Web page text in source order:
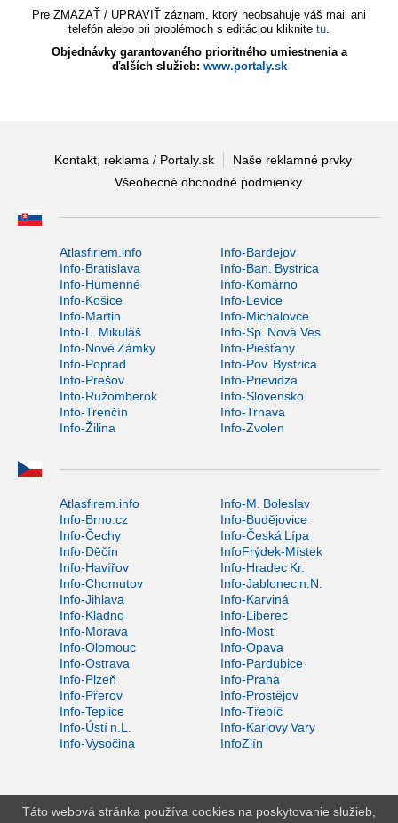
Pre ZMAZAŤ / UPRAVIŤ záznam, ktorý neobsahuje váš mail ani
telefón alebo pri problémoch s editáciou kliknite tu.
Objednávky garantovaného prioritného umiestnenia a
ďalších služieb: www.portaly.sk
Kontakt, reklama / Portaly.sk
Naše reklamné prvky
Všeobecné obchodné podmienky
Atlasfiriem.info
Info-Bardejov
Info-Bratislava
Info-Ban. Bystrica
Info-Humenné
Info-Komárno
Info-Košice
Info-Levice
Info-Martin
Info-Michalovce
Info-L. Mikuláš
Info-Sp. Nová Ves
Info-Nové Zámky
Info-Piešťany
Info-Poprad
Info-Pov. Bystrica
Info-Prešov
Info-Prievidza
Info-Ružomberok
Info-Slovensko
Info-Trenčín
Info-Trnava
Info-Žilina
Info-Zvolen
Atlasfirem.info
Info-M. Boleslav
Info-Brno.cz
Info-Budějovice
Info-Čechy
Info-Česká Lípa
Info-Děčín
InfoFrýdek-Místek
Info-Havířov
Info-Hradec Kr.
Info-Chomutov
Info-Jablonec n.N.
Info-Jihlava
Info-Karviná
Info-Kladno
Info-Liberec
Info-Morava
Info-Most
Info-Olomouc
Info-Opava
Info-Ostrava
Info-Pardubice
Info-Plzeň
Info-Praha
Info-Přerov
Info-Prostějov
Info-Teplice
Info-Třebíč
Info-Ústí n.L.
Info-Karlovy Vary
Info-Vysočina
InfoZlín
Táto webová stránka používa cookies na poskytovanie služieb,